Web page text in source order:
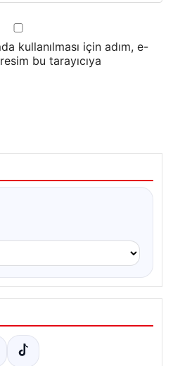
kullanılması için adım, e-
bu tarayıcıya